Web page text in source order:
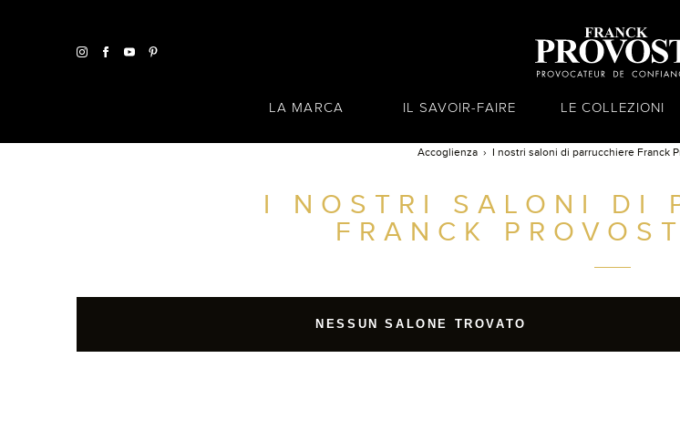
Accoglienza I nostri saloni di parrucchiere Franck
I NOSTRI SALONI DI
FRANCK PROVOST
NESSUN SALONE TROVATO
LA MARCA IL SAVOIR-FAIRE LE COLLEZIONI